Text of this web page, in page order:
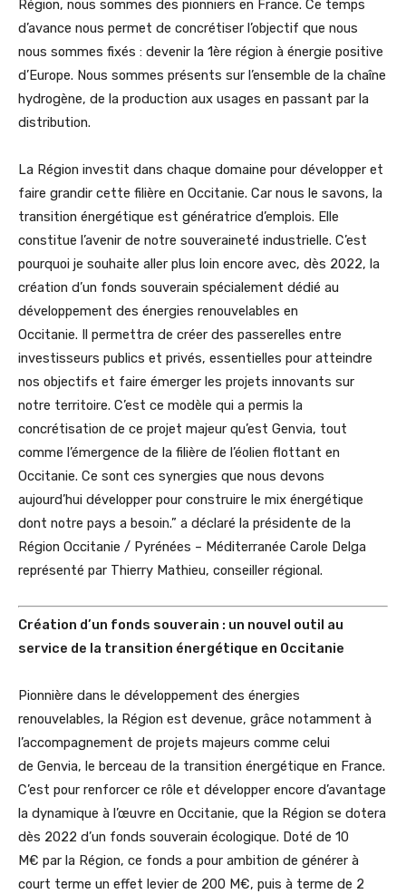
Région, nous sommes des pionniers en France. Ce temps
d’avance nous permet de concrétiser l’objectif que nous
nous sommes fixés : devenir la 1ère région à énergie positive
d’Europe. Nous sommes présents sur l’ensemble de la chaîne
hydrogène, de la production aux usages en passant par la
distribution.
La Région investit dans chaque domaine pour développer et
faire grandir cette filière en Occitanie. Car nous le savons, la
transition énergétique est génératrice d’emplois. Elle
constitue l’avenir de notre souveraineté industrielle. C’est
pourquoi je souhaite aller plus loin encore avec, dès 2022, la
création d’un fonds souverain spécialement dédié au
développement des énergies renouvelables en
Occitanie. Il permettra de créer des passerelles entre
investisseurs publics et privés, essentielles pour atteindre
nos objectifs et faire émerger les projets innovants sur
notre territoire. C’est ce modèle qui a permis la
concrétisation de ce projet majeur qu’est Genvia, tout
comme l’émergence de la filière de l’éolien flottant en
Occitanie. Ce sont ces synergies que nous devons
aujourd’hui développer pour construire le mix énergétique
dont notre pays a besoin.” a déclaré la présidente de la
Région Occitanie / Pyrénées – Méditerranée Carole Delga
représenté par Thierry Mathieu, conseiller régional.
Création d’un fonds souverain : un nouvel outil au
service de la transition énergétique en Occitanie
Pionnière dans le développement des énergies
renouvelables, la Région est devenue, grâce notamment à
l’accompagnement de projets majeurs comme celui
de Genvia, le berceau de la transition énergétique en France.
C’est pour renforcer ce rôle et développer encore d’avantage
la dynamique à l’œuvre en Occitanie, que la Région se dotera
dès 2022 d’un fonds souverain écologique. Doté de 10
M€ par la Région, ce fonds a pour ambition de générer à
court terme un effet levier de 200 M€, puis à terme de 2